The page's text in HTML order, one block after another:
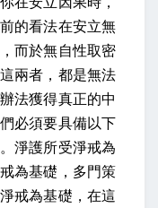
的看法在安立無
而於無自性取密
兩者，都是無法
法獲得真正的中
必須要具備以下
淨護所受淨戒為
為基礎，多門策
戒為基礎，在這